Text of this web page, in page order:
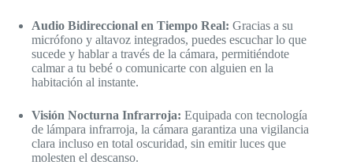
Audio Bidireccional en Tiempo Real: Gracias a su
micrófono y altavoz integrados, puedes escuchar lo que
sucede y hablar a través de la cámara, permitiéndote
calmar a tu bebé o comunicarte con alguien en la
habitación al instante.
Visión Nocturna Infrarroja: Equipada con tecnología
de lámpara infrarroja, la cámara garantiza una vigilancia
clara incluso en total oscuridad, sin emitir luces que
molesten el descanso.